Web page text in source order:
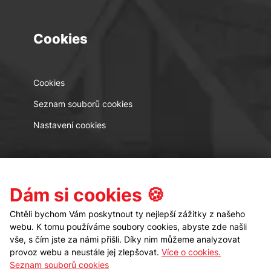
Cookies
Cookies
Seznam souborů cookies
Nastavení cookies
Kontakt Sledujte nás
Dám si cookies 🍪
Chtěli bychom Vám poskytnout ty nejlepší zážitky z našeho
webu. K tomu používáme soubory cookies, abyste zde našli
vše, s čím jste za námi přišli. Díky nim můžeme analyzovat
provoz webu a neustále jej zlepšovat. Více o cookies.
Seznam souborů cookies